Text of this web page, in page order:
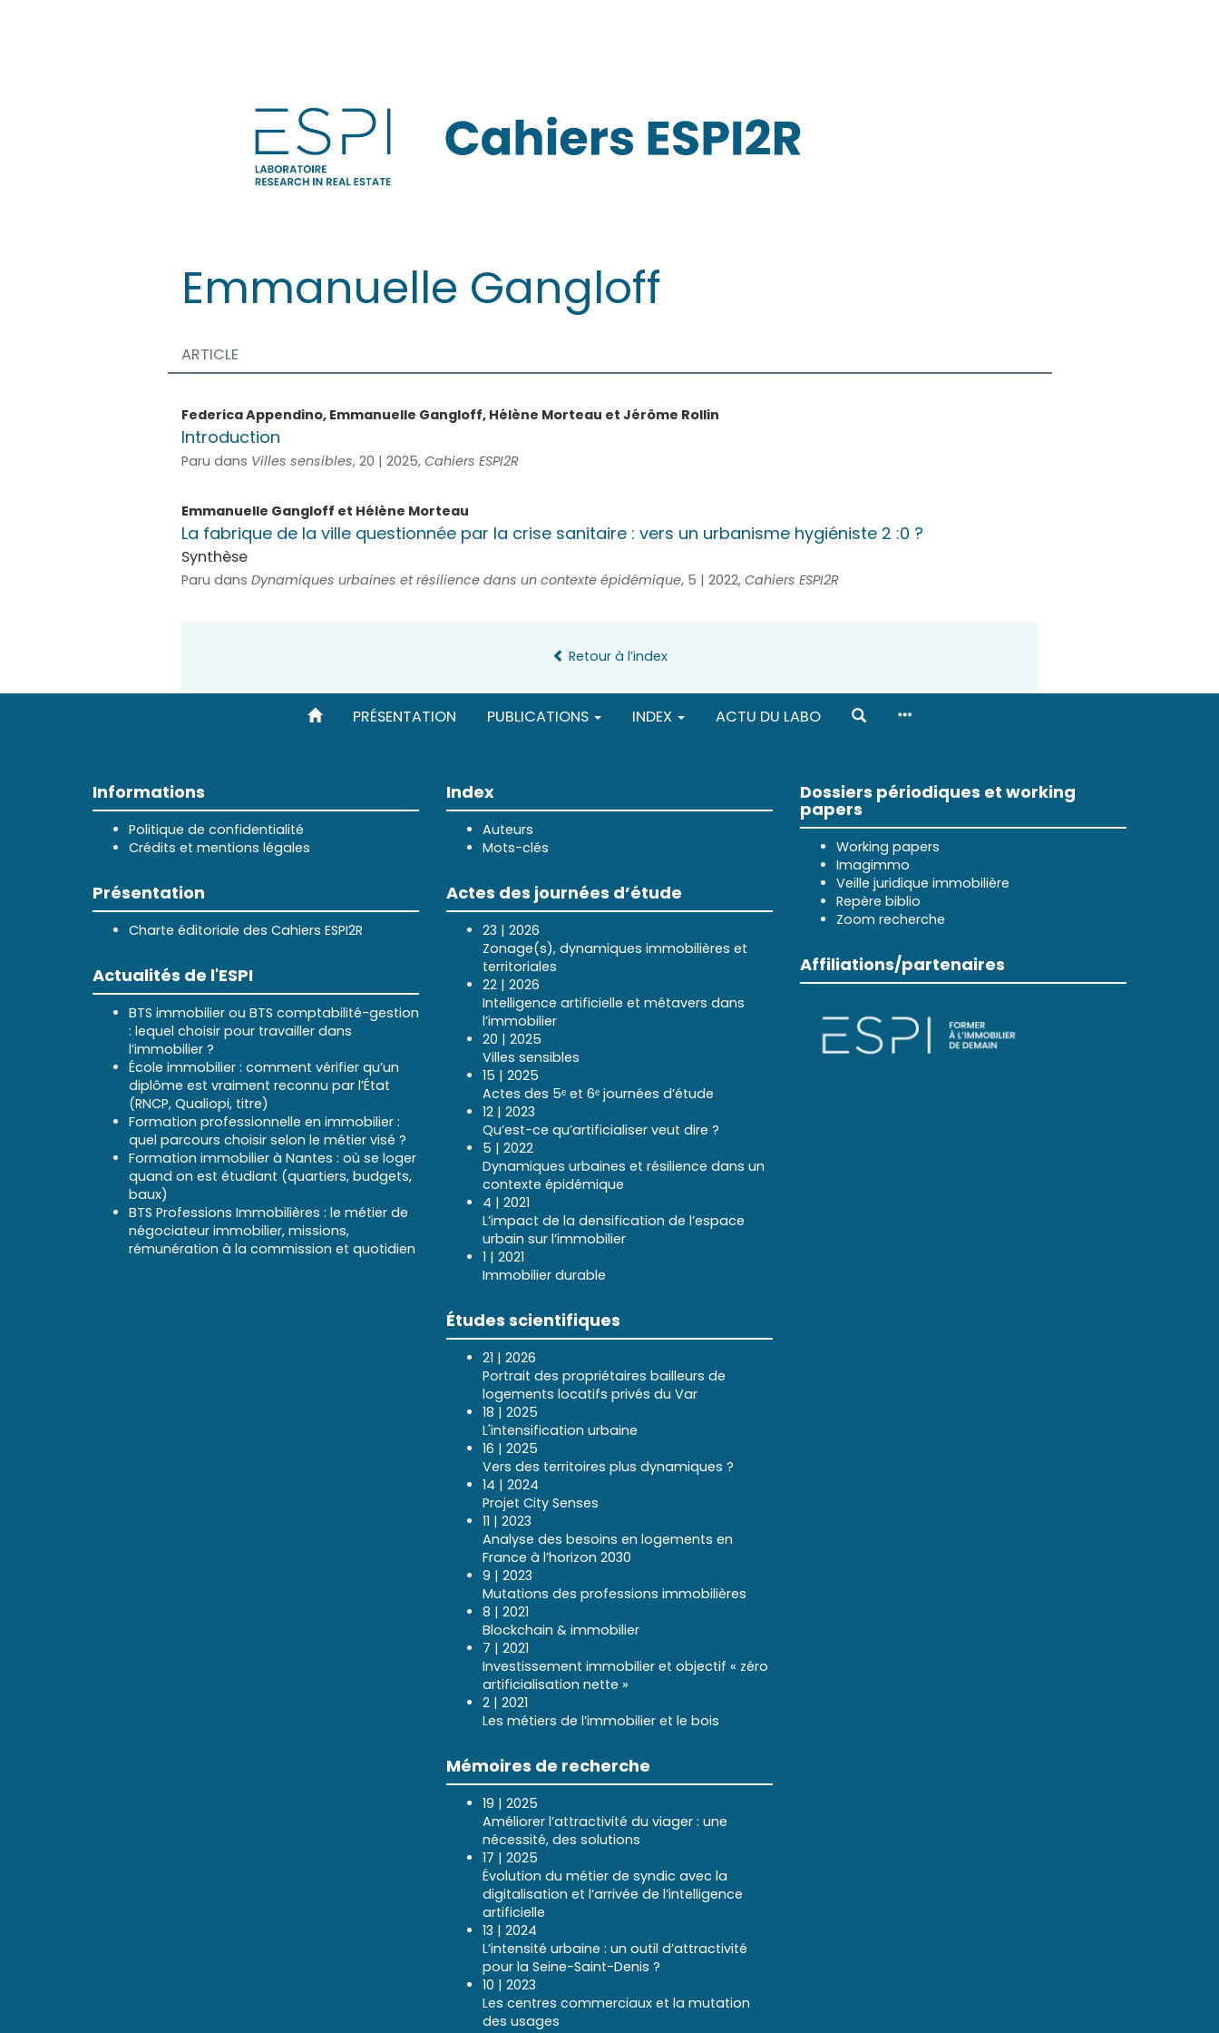
PRÉSENTATION PUBLICATIONS INDEX ACTU DU LABO
Emmanuelle Gangloff
ARTICLE
FedericaAppendino, Emmanuelle Gangloff, Hélène Morteau et Jérôme Rollin
Introduction
Paru dans Villes sensibles, 20 | 2025, Cahiers ESPI2R
Emmanuelle Gangloff et Hélène Morteau
La fabrique de la ville questionnée par la crise sanitaire : vers un urbanisme hygiéniste 2 :0 ?
Synthèse
Paru dans Dynamiques urbaines et résilience dans un contexte épidémique, 5 | 2022, Cahiers ESPI2R
Retour à l’index
Informations
Politique de confidentialité
Crédits et mentions légales
Présentation
Charte éditoriale des Cahiers ESPI2R
Actualités de l'ESPI
BTS immobilier ou BTS comptabilité-gestion
: lequel choisir pour travailler dans
l’immobilier ?
École immobilier : comment vérifier qu’un
diplôme est vraiment reconnu par l’État
(RNCP, Qualiopi, titre)
Formation professionnelle en immobilier :
quel parcours choisir selon le métier visé ?
Formation immobilier à Nantes : où se loger
quand on est étudiant (quartiers, budgets,
baux)
BTS Professions Immobilières : le métier de
négociateur immobilier, missions,
rémunération à la commission et quotidien
Index
Auteurs
Mots-clés
Actes des journées d’étude
23 | 2026
Zonage(s), dynamiques immobilières et
territoriales
22 | 2026
Intelligence artificielle et métavers dans
l’immobilier
20 | 2025
Villes sensibles
15 | 2025
Actes des 5ᵉ et 6ᵉ journées d’étude
12 | 2023
Qu’est-ce qu’artificialiser veut dire ?
5 | 2022
Dynamiques urbaines et résilience dans un
contexte épidémique
4 | 2021
L’impact de la densification de l’espace
urbain sur l’immobilier
1 | 2021
Immobilier durable
Études scientifiques
21 | 2026
Portrait des propriétaires bailleurs de
logements locatifs privés du Var
18 | 2025
L'intensification urbaine
16 | 2025
Vers des territoires plus dynamiques ?
14 | 2024
Projet City Senses
11 | 2023
Analyse des besoins en logements en
France à l’horizon 2030
9 | 2023
Mutations des professions immobilières
8 | 2021
Blockchain & immobilier
7 | 2021
Investissement immobilier et objectif « zéro
artificialisation nette »
2 | 2021
Les métiers de l’immobilier et le bois
Mémoires de recherche
19 | 2025
Améliorer l’attractivité du viager : une
nécessité, des solutions
17 | 2025
Évolution du métier de syndic avec la
digitalisation et l’arrivée de l’intelligence
artificielle
13 | 2024
L’intensité urbaine : un outil d’attractivité
pour la Seine-Saint-Denis ?
10 | 2023
Les centres commerciaux et la mutation
des usages
Dossiers périodiques et working
papers
Working papers
Imagimmo
Veille juridique immobilière
Repère biblio
Zoom recherche
Affiliations/partenaires